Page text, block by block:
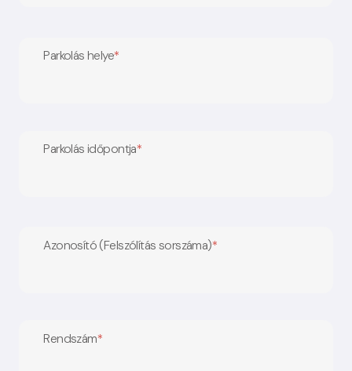
Parkolás helye*
Parkolás időpontja*
Azonosító (Felszólítás sorszáma)*
Rendszám*